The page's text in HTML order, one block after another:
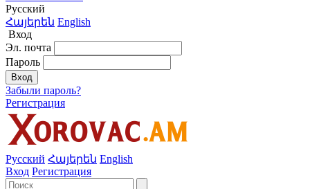
Русский
Հայերեն English
Вход
Эл. почта
Пароль
Вход
Забыли пароль?
Регистрация
Русский Հայերեն English
Вход Регистрация